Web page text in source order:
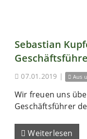
Sebastian
07.01.2019 | Aus
Wir freuen uns
Geschäftsführer
Weiterlesen